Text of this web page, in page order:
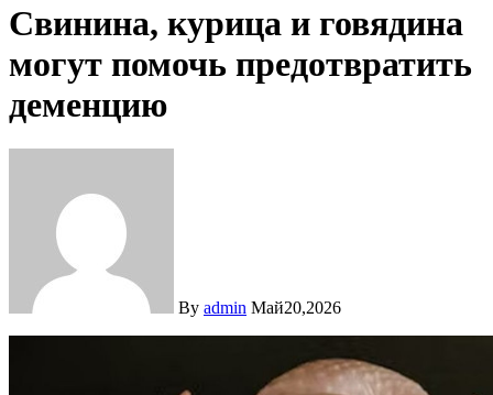
Свинина, курица и говядина
могут помочь предотвратить
деменцию
By admin Май20,2026